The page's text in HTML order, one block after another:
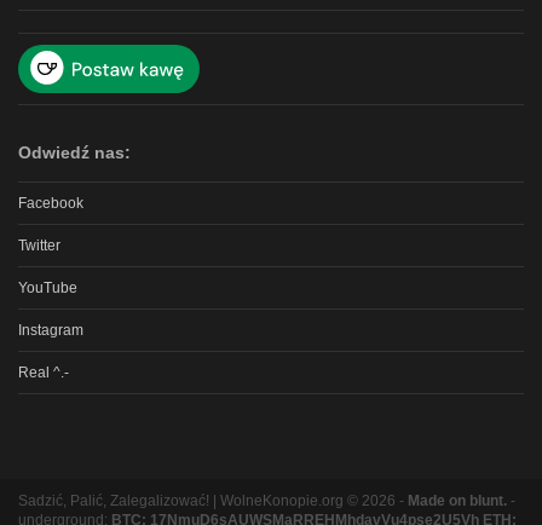
Odwiedź nas:
Facebook
Twitter
YouTube
Instagram
Real ^.-
Sadzić, Palić, Zalegalizować! | WolneKonopie.org © 2026 - Made on blunt. -
underground: BTC: 17NmuD6sAUWSMaRREHMhdavVu4pse2U5Vh ETH: